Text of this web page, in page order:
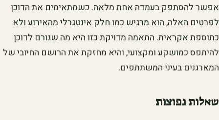
אפשר להסתפק בעמדה אחת מלאה. כשמתאימים את הדוכן
לפרטים האלה, הוא מרגיש כמו חלק אינטגרלי מהאירוע ולא
כתוספת אקראית. התאמה מדויקת כזו היא מה שגורם לדוכן
להיתפס כמושקע ומקצועי, והיא מחזקת את הרושם החיובי של
המארגנים בעיני המשתתפים.
שאלות נפוצות